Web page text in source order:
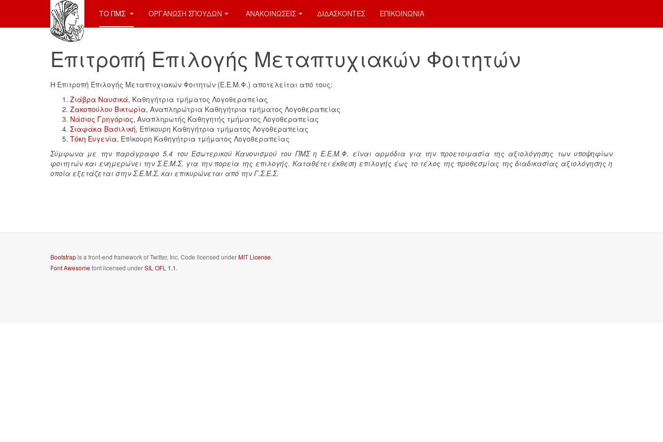
ΤΟ ΠΜΣ ΟΡΓΑΝΩΣΗ ΣΠΟΥΔΩΝ ΑΝΑΚΟΙΝΩΣΕΙΣ ΔΙΔΑΣΚΟΝΤΕΣ ΕΠΙΚΟΙΝΩΝΙΑ
Επιτροπή Επιλογής Μεταπτυχιακών Φοιτητών
Η Επιτροπή Επιλογής Μεταπτυχιακών Φοιτητών (Ε.Ε.Μ.Φ.) αποτελείται από τους:
Ζιάβρα Ναυσικά, Καθηγήτρια τμήματος Λογοθεραπείας
Ζακοπούλου Βικτωρία, Αναπληρώτρια Καθηγήτρια τμήματος Λογοθεραπείας
Νάσιος Γρηγόριος, Αναπληρωτής Καθηγητής τμήματος Λογοθεραπείας
Σιαφάκα Βασιλική, Επίκουρη Καθηγήτρια τμήματος Λογοθεραπείας
Τόκη Ευγενία, Επίκουρη Καθηγήτρια τμήματος Λογοθεραπείας
Σύμφωνα με την παράγραφο 5.4 του Εσωτερικού Κανονισμού του ΠΜΣ η Ε.Ε.Μ.Φ. είναι αρμόδια για την προετοιμασία της αξιολόγησης των υποψηφίων
φοιτητών και ενημερώνει την Σ.Ε.Μ.Σ. για την πορεία της επιλογής. Καταθέτει έκθεση επιλογής έως το τέλος της προθεσμίας της διαδικασίας αξιολόγησης η
οποία εξετάζεται στην Σ.Ε.Μ.Σ. και επικυρώνεται από την Γ.Σ.Ε.Σ.
Bootstrapis a front-end framework of Twitter, Inc. Code licensed underMIT License.
Font Awesomefont licensed underSIL OFL 1.1.